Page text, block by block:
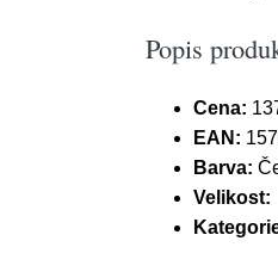
Popis
Cena:
EAN:
Barva:
Velikost: